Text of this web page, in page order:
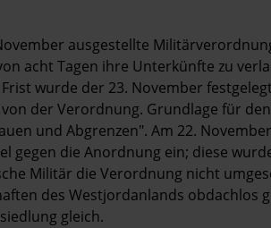
ausgestellte
acht Tagen ihre Unterkünfte zu
wurde der 23. November
der Verordnung. Grundlage für
und Abgrenzen". Am 22.
gegen die Anordnung ein; diese
Militär die Verordnung nicht
des Westjordanlands obdachlos
gleich.